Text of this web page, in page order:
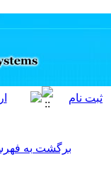
برگشت به